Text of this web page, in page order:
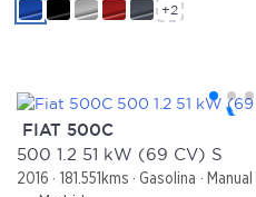
+2
FIAT 500C
500 1.2 51 kW (69 CV) S
2016 181.551kms Gasolina
Manual